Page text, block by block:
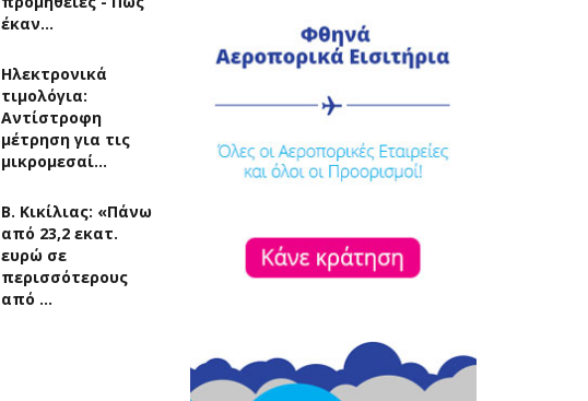
έκαν…
Ηλεκτρονικά
τιμολόγια:
Αντίστροφη
μέτρηση για τις
μικρομεσαί…
Β. Κικίλιας: «Πάνω
από 23,2 εκατ.
ευρώ σε
περισσότερους
από …